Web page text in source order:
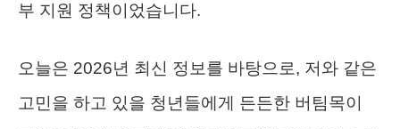
부 지원 정책이었습니다.
오늘은 2026년 최신 정보를 바탕으로, 저와 같은
고민을 하고 있을 청년들에게 든든한 버팀목이